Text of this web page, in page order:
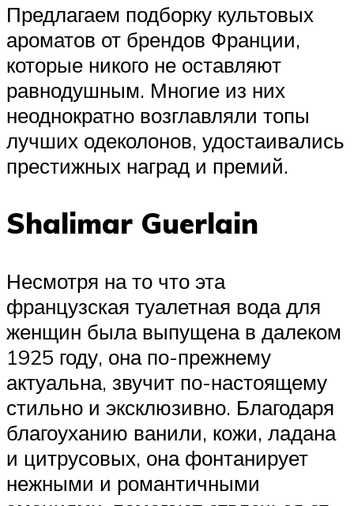
Предлагаем подборку культовых
ароматов от брендов Франции,
которые никого не оставляют
равнодушным. Многие из них
неоднократно возглавляли топы
лучших одеколонов, удостаивались
престижных наград и премий.
Shalimar Guerlain
Несмотря на то что эта
французская туалетная вода для
женщин была выпущена в далеком
1925 году, она по-прежнему
актуальна, звучит по-настоящему
стильно и эксклюзивно. Благодаря
благоуханию ванили, кожи, ладана
и цитрусовых, она фонтанирует
нежными и романтичными